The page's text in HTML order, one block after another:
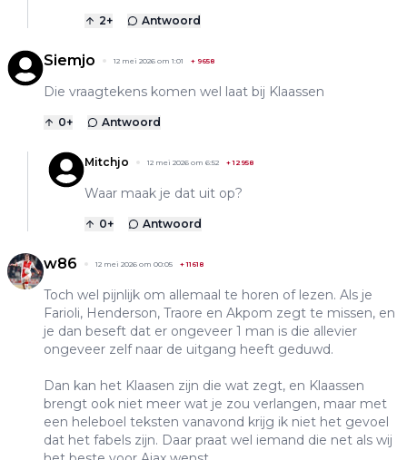
2+ Antwoord
Siemjo 12 mei 2026 om 1:01 + 9658
Die vraagtekens komen wel laat bij Klaassen
0+ Antwoord
Mitchjo 12 mei 2026 om 6:52 +12958
Waar maak je dat uit op?
0+ Antwoord
w86 12 mei 2026 om 00:05 +11618
Toch wel pijnlijk om allemaal te horen of lezen. Als je
Farioli, Henderson, Traore en Akpom zegt te missen, en
je dan beseft dat er ongeveer 1 man is die allevier
ongeveer zelf naar de uitgang heeft geduwd.
Dan kan het Klaasen zijn die wat zegt, en Klaassen
brengt ook niet meer wat je zou verlangen, maar met
een heleboel teksten vanavond krijg ik niet het gevoel
dat het fabels zijn. Daar praat wel iemand die net als wij